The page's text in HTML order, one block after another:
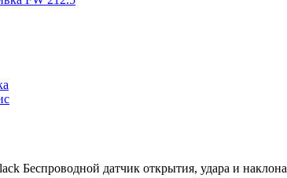
Беспроводной датчик открытия, удара и наклона